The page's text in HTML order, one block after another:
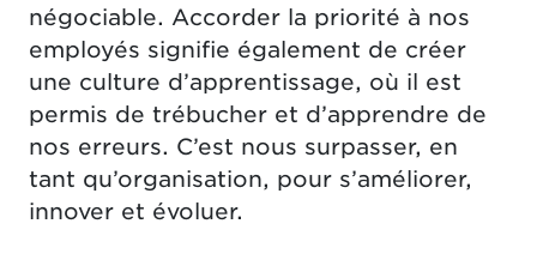
négociable. Accorder la priorité à nos
employés signifie également de créer
une culture d’apprentissage, où il est
permis de trébucher et d’apprendre de
nos erreurs. C’est nous surpasser, en
tant qu’organisation, pour s’améliorer,
innover et évoluer.